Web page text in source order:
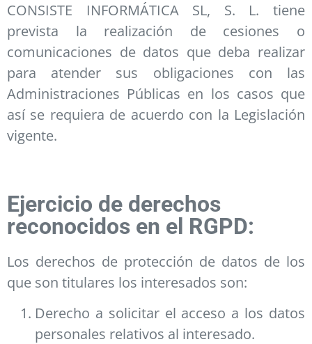
CONSISTE INFORMÁTICA SL, S. L. tiene
prevista la realización de cesiones o
comunicaciones de datos que deba realizar
para atender sus obligaciones con las
Administraciones Públicas en los casos que
así se requiera de acuerdo con la Legislación
vigente.
Ejercicio de derechos
reconocidos en el RGPD:
Los derechos de protección de datos de los
que son titulares los interesados son:
Derecho a solicitar el acceso a los datos
personales relativos al interesado.